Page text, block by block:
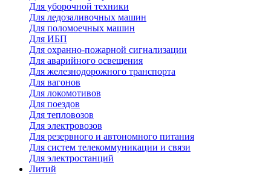
Для уборочной техники
Для ледозаливочных машин
Для поломоечных машин
Для ИБП
Для охранно-пожарной сигнализации
Для аварийного освещения
Для железнодорожного транспорта
Для вагонов
Для локомотивов
Для поездов
Для тепловозов
Для электровозов
Для резервного и автономного питания
Для систем телекоммуникации и связи
Для электростанций
Литий